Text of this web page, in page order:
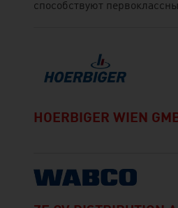
способствуют
HOERBIGER WIEN